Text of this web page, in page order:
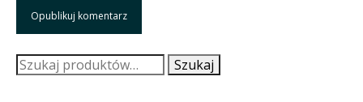
Szukaj: Szukaj